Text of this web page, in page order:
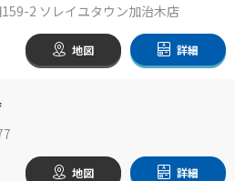
2 ソレイユタウン加治木店
地図 詳細
地図 詳細